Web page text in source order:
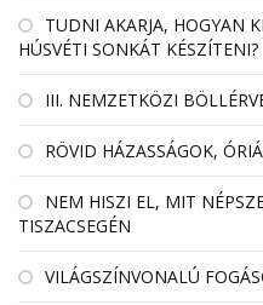
TUDNI AKARJA, HOGYAN
HÚSVÉTI SONKÁT KÉSZÍTENI?
III. NEMZETKÖZI
RÖVID HÁZASSÁGOK,
NEM HISZI EL, MIT
TISZACSEGÉN
VILÁGSZÍNVONALÚ